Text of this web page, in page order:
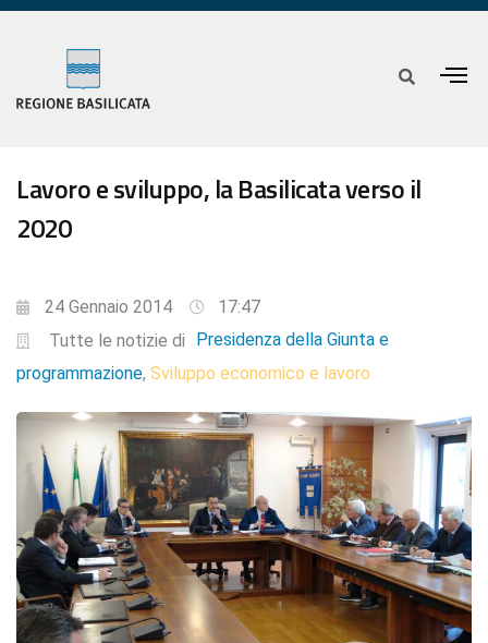
Lavoro e sviluppo, la Basilicata verso il
2020
24 Gennaio 2014
17:47
Tutte le notizie di
Presidenza della Giunta e
programmazione, Sviluppo economico e lavoro